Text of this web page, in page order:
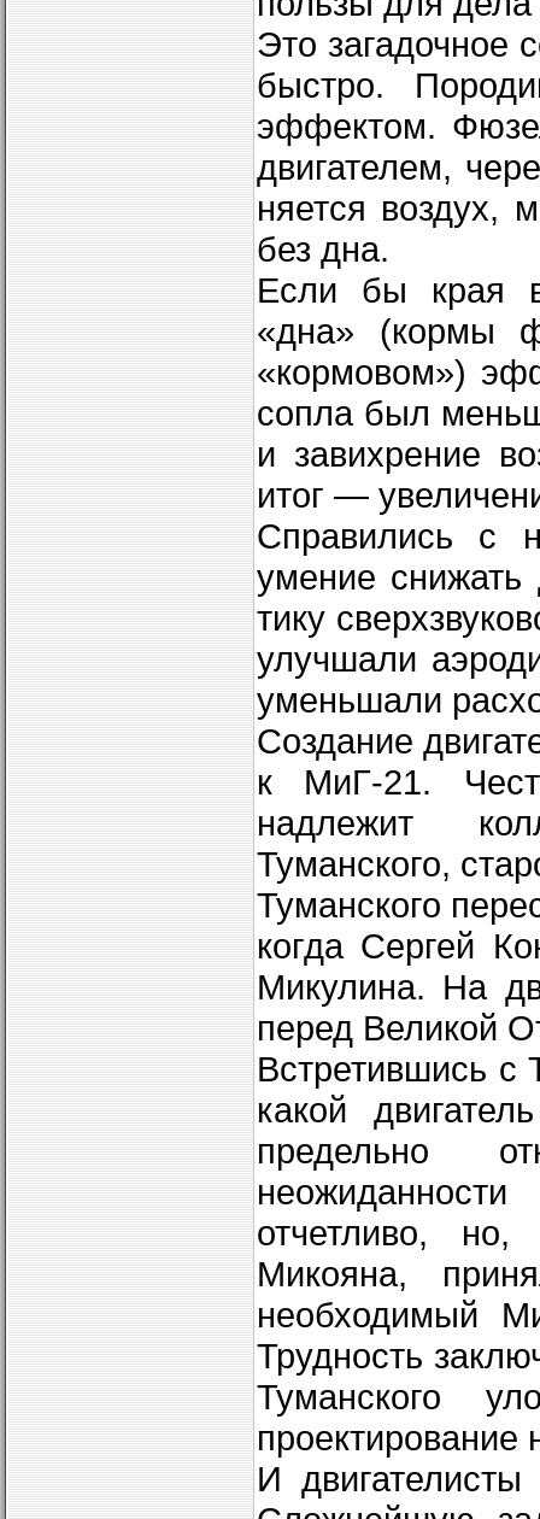
Это загадочное
быстро.
эффектом.
двигателем,
няется воздух,
без дна.
Если бы края
«дна» (кормы
«кормовом»)
сопла был
и завихрение
итог —
Справились с
умение
тику
улучшали
уменьшали
Создание
к МиГ-21.
надлежит
Туманского,
Туманского
когда Сергей
Микулина. На
перед Великой
Встретившись с
какой
предельно
отчетливо,
Микояна,
необходимый
Трудность
Туманского
проектирование
И